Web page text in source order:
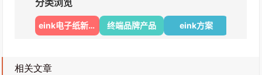
相关文章